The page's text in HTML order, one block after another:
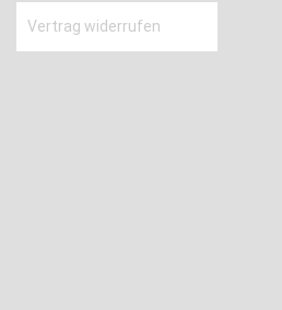
Vertrag widerrufen